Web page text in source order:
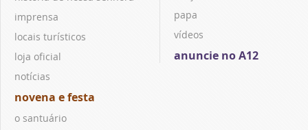
imprensa
locais turísticos
loja oficial
notícias
novena e festa
o santuário
papa
vídeos
anuncie no A12